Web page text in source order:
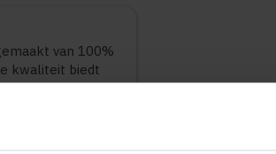
van 100%
kwaliteit biedt
voor dagelijks
in diverse